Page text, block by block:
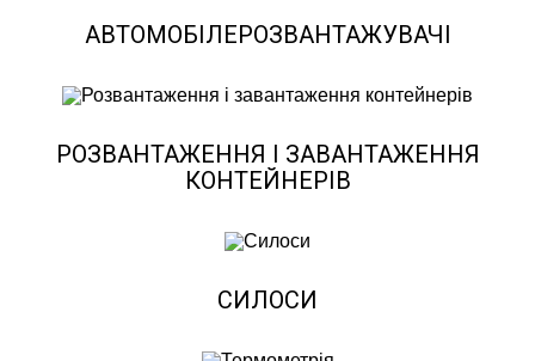
АВТОМОБІЛЕРОЗВАНТАЖУВАЧІ
РОЗВАНТАЖЕННЯ І ЗАВАНТАЖЕННЯ
КОНТЕЙНЕРІВ
СИЛОСИ